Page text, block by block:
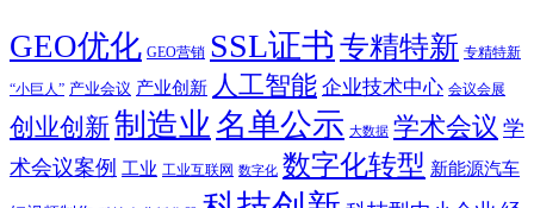
GEO优化 GEO营销 SSL证书 专精特新 专精特新
“小巨人” 产业会议 产业创新 人工智能 企业技术中心 会议会展
创业创新制造业名单公示 大数据 学术会议 学
术会议案例 工业 工业互联网 数字化 数字化转型 新能源汽车